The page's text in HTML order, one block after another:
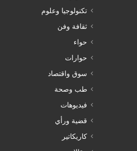
تكنولوجيا وعلوم
ثقافة وفن
حواء
حوارات
سوق واقتصاد
طب وصحة
فيديوهات
قضية ورأي
كاريكاتير